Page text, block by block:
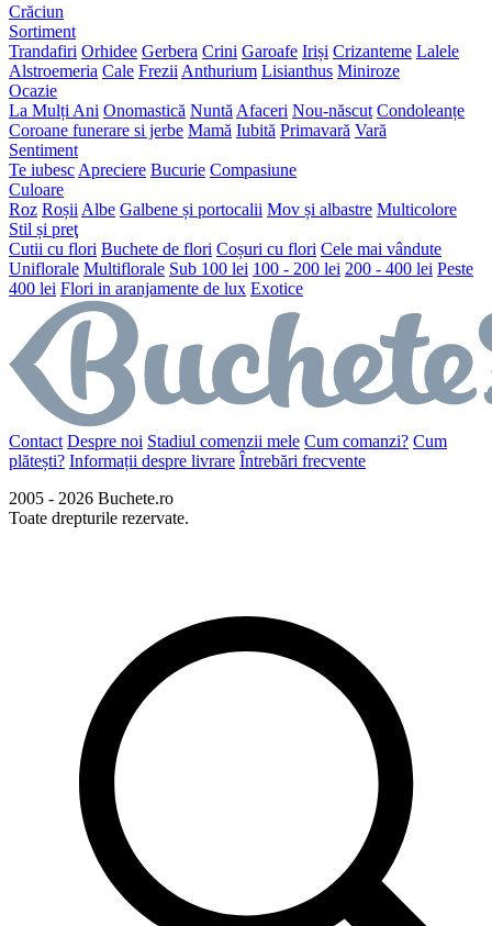
Crăciun
Sortiment
Trandafiri Orhidee Gerbera Crini Garoafe Iriși Crizanteme Lalele
Alstroemeria Cale Frezii Anthurium Lisianthus Miniroze
Ocazie
La Mulți Ani Onomastică Nuntă Afaceri Nou-născut Condoleanțe
Coroane funerare si jerbe Mamă Iubită Primavară Vară
Sentiment
Te iubesc Apreciere Bucurie Compasiune
Culoare
Roz Roșii Albe Galbene și portocalii Mov și albastre Multicolore
Stil și preţ
Cutii cu flori Buchete de flori Coșuri cu flori Cele mai vândute
Uniflorale Multiflorale Sub 100 lei 100 - 200 lei 200 - 400 lei Peste
400 lei Flori in aranjamente de lux Exotice
Contact Despre noi Stadiul comenzii mele Cum comanzi? Cum
plătești? Informații despre livrare Întrebări frecvente
2005 - 2026 Buchete.ro
Toate drepturile rezervate.